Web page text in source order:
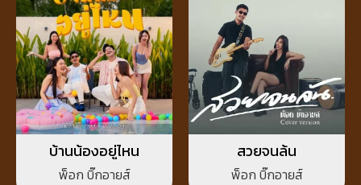
บ้านน้องอยู่ไหน
พ็อก บิ๊กอายส์
สวยจนล้น
พ็อก บิ๊กอายส์